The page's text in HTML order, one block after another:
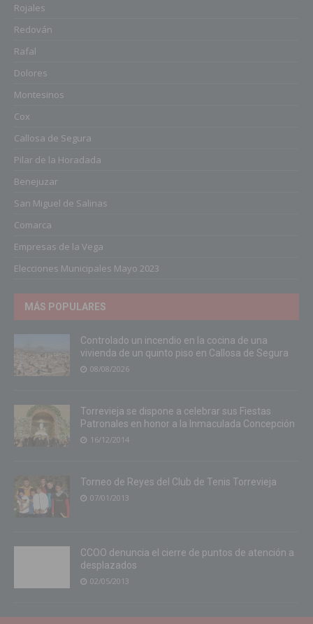
Rojales
Redován
Rafal
Dolores
Montesinos
Cox
Callosa de Segura
Pilar de la Horadada
Benejuzar
San Miguel de Salinas
Comarca
Empresas de la Vega
Elecciones Municipales Mayo 2023
MÁS POPULARES
Controlado un incendio en la cocina de una
vivienda de un quinto piso en Callosa de Segura
08/08/2026
Torrevieja se dispone a celebrar sus Fiestas
Patronales en honor a la Inmaculada Concepción
16/12/2014
Torneo de Reyes del Club de Tenis Torrevieja
07/01/2013
CCOO denuncia el cierre de puntos de atención a
desplazados
02/05/2013